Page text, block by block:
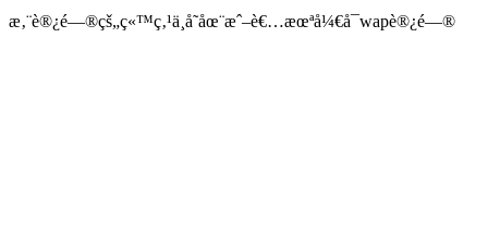
æ‚¨è®¿é—®çš„ç«™ç‚¹ä¸å­˜åœ¨æˆ–è€…æœªå¼€å¯wapè®¿é—®